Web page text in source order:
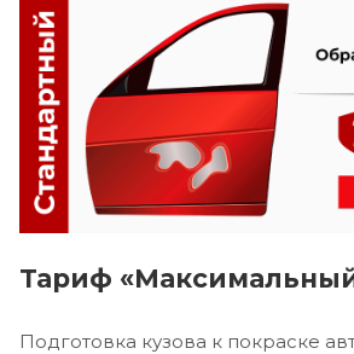
Тариф
Подготовка кузова к покраске